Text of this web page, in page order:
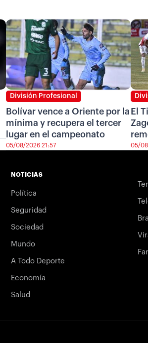
División Profesional
Bolívar vence a Oriente por la
mínima y recupera el tercer
lugar en el campeonato
05/08/2026 21:57
El
05/
NOTICIAS
Política
Seguridad
Sociedad
Mundo
A Todo Deporte
Economía
Salud